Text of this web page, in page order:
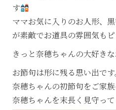
す
ママお気に入りのお人形、
が素敵でお道具の雰囲気も
きっと奈穂ちゃんの大好き
お節句は形に残る思い出です
奈穂ちゃんの初節句をご家
奈穂ちゃんを末長く見守って